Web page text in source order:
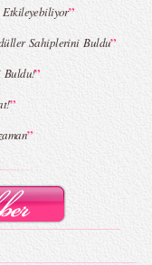
Etkileyebiliyor”
Sahiplerini Buldu”
Buldu!”
”
”